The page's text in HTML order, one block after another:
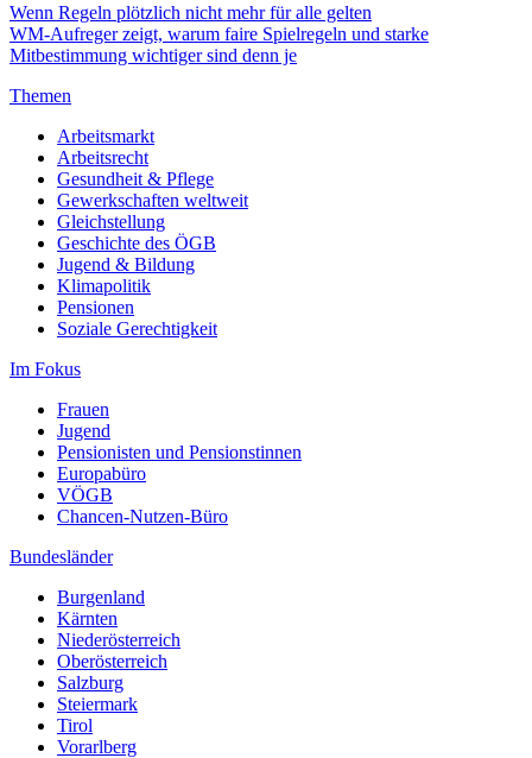
Wenn Regeln plötzlich nicht mehr für alle gelten
WM-Aufreger zeigt, warum faire Spielregeln und starke
Mitbestimmung wichtiger sind denn je
Themen
Arbeitsmarkt
Arbeitsrecht
Gesundheit & Pflege
Gewerkschaften weltweit
Gleichstellung
Geschichte des ÖGB
Jugend & Bildung
Klimapolitik
Pensionen
Soziale Gerechtigkeit
Im Fokus
Frauen
Jugend
Pensionisten und Pensionstinnen
Europabüro
VÖGB
Chancen-Nutzen-Büro
Bundesländer
Burgenland
Kärnten
Niederösterreich
Oberösterreich
Salzburg
Steiermark
Tirol
Vorarlberg